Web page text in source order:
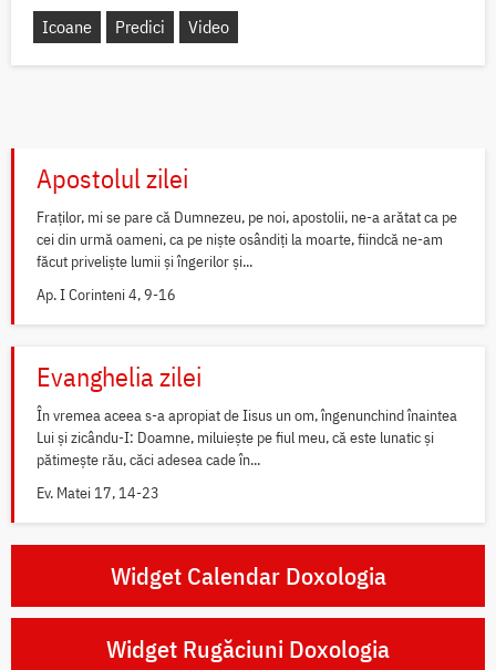
Icoane Predici Video
Apostolul zilei
Fraților, mi se pare că Dumnezeu, pe noi, apostolii, ne-a arătat ca pe
cei din urmă oameni, ca pe niște osândiți la moarte, fiindcă ne-am
făcut priveliște lumii și îngerilor și...
Ap. I Corinteni 4, 9-16
Evanghelia zilei
În vremea aceea s-a apropiat de Iisus un om, îngenunchind înaintea
Lui și zicându-I: Doamne, miluiește pe fiul meu, că este lunatic și
pătimește rău, căci adesea cade în...
Ev. Matei 17, 14-23
Widget Calendar Doxologia
Widget Rugăciuni Doxologia